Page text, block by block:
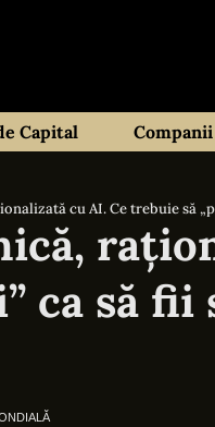
Capital Companii
cu AI. Ce trebuie să
ca să